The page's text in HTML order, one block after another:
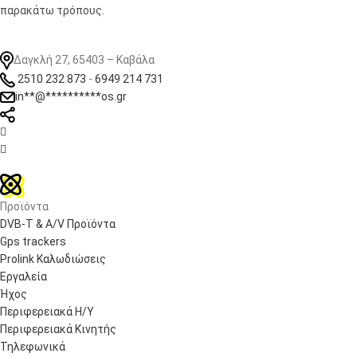
παρακάτω τρόπους.
Δαγκλή 27, 65403 – Καβάλα
2510 232 873 - 6949 214 731
in**@**********os.gr


Προϊόντα
DVB-T & A/V Προϊόντα
Gps trackers
Prolink Καλωδιώσεις
Εργαλεία
Ήχος
Περιφερειακά Η/Υ
Περιφερειακά Κινητής
Τηλεφωνικά